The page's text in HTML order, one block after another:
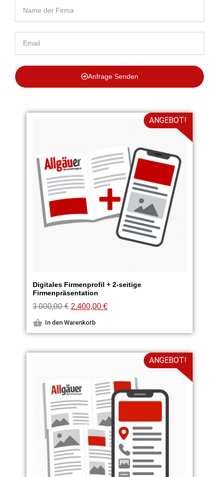
Anfrage Senden
ANGEBOT!
Digitales Firmenprofil + 2-seitige
Firmenpräsentation
3.000,00€ 2.400,00€
In den Warenkorb
ANGEBOT!